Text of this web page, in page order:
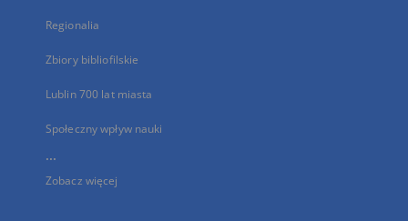
Regionalia
Zbiory bibliofilskie
Lublin 700 lat miasta
Społeczny wpływ nauki
...
Zobacz więcej